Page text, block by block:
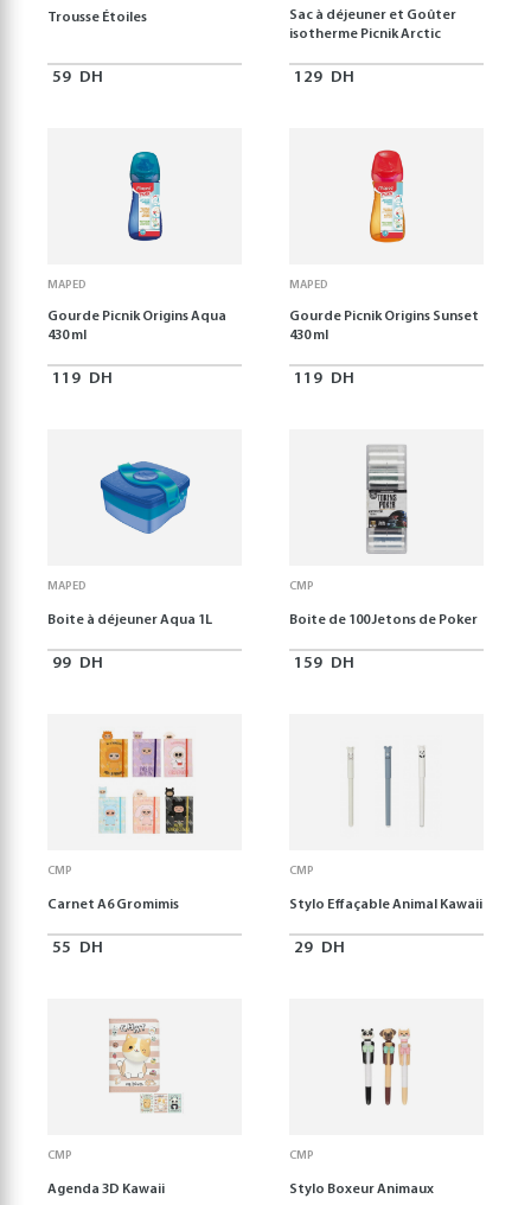
Trousse Étoiles
59 DH
Sac à déjeuner et Goûter
isotherme Picnik Arctic
129 DH
MAPED
Gourde Picnik Origins Aqua
430 ml
119 DH
MAPED
Gourde Picnik Origins Sunset
430 ml
119 DH
MAPED
Boite à déjeuner Aqua 1L
99 DH
CMP
Boite de 100 Jetons de Poker
159 DH
CMP
Carnet A6 Gromimis
55 DH
CMP
Stylo Effaçable Animal Kawaii
29 DH
CMP
Agenda 3D Kawaii
CMP
Stylo Boxeur Animaux